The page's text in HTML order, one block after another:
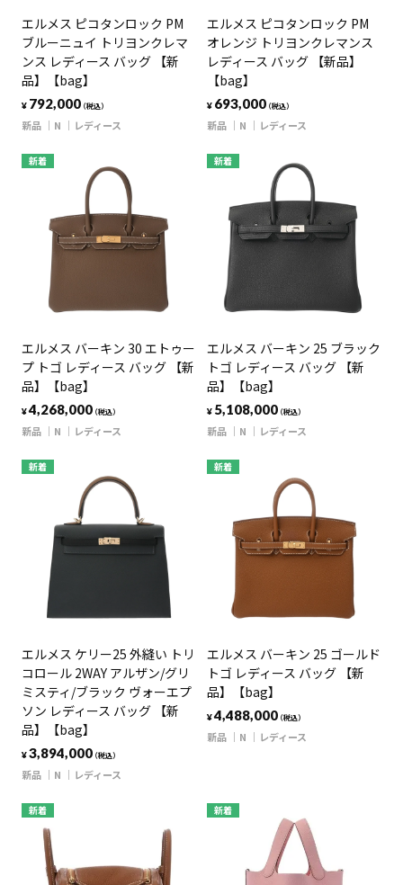
エルメス ピコタンロック PM
ブルーニュイ トリヨンクレマ
ンス レディース バッグ 【新
品】【bag】
¥ 792,000（税込）
新品 N レディース
エルメス ピコタンロック PM
オレンジ トリヨンクレマンス
レディース バッグ 【新品】
【bag】
¥ 693,000（税込）
新品 N レディース
新着
エルメス バーキン 30 エトゥー
プ トゴ レディース バッグ 【新
品】【bag】
¥4,268,000（税込）
新品 N レディース
新着
エルメス バーキン 25 ブラック
トゴ レディース バッグ 【新
品】【bag】
¥ 5,108,000（税込）
新品 N レディース
新着
エルメス ケリー25 外縫い トリ
コロール 2WAY アルザン/グリ
ミスティ/ブラック ヴォーエプ
ソン レディース バッグ 【新
品】【bag】
¥3,894,000（税込）
新品 N レディース
新着
エルメス バーキン 25 ゴールド
トゴ レディース バッグ 【新
品】【bag】
¥4,488,000（税込）
新品 N レディース
新着 新着